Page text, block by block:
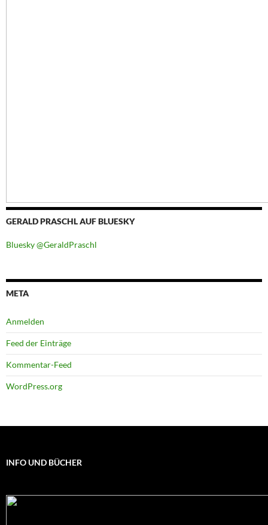
GERALD PRASCHL AUF BLUESKY
Bluesky @GeraldPraschl
META
Anmelden
Feed der Einträge
Kommentar-Feed
WordPress.org
INFO UND BÜCHER